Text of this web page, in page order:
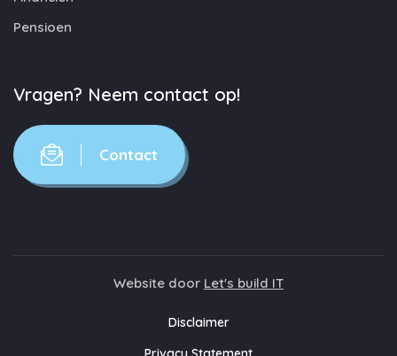
Pensioen
Vragen? Neem contact op!
Contact
Website door Let's build IT
Disclaimer